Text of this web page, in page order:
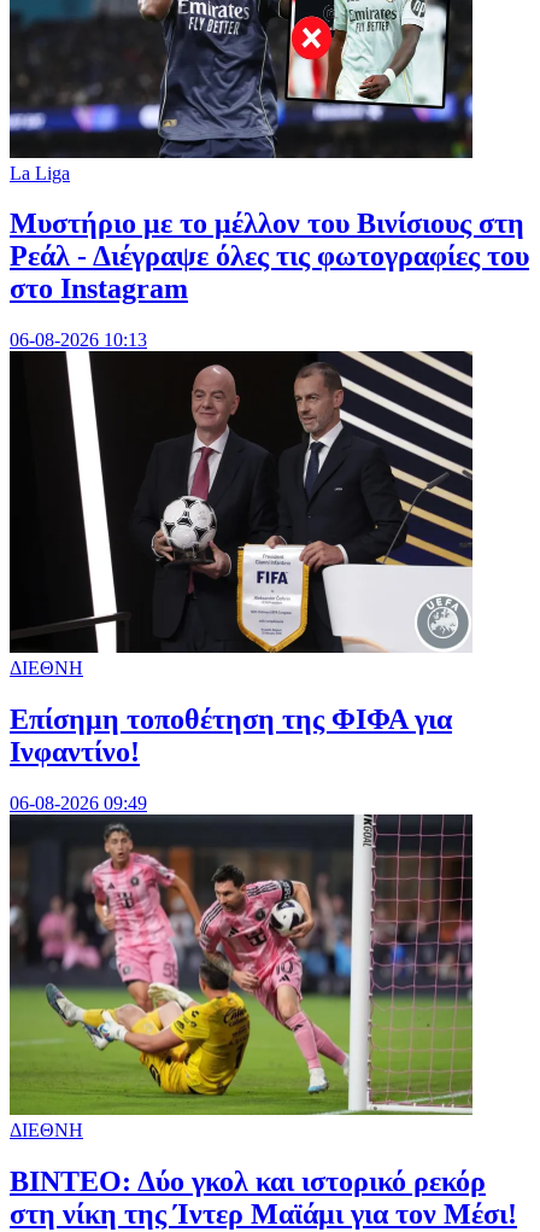
La Liga
Μυστήριο με το μέλλον του Βινίσιους στη
Ρεάλ - Διέγραψε όλες τις φωτογραφίες του
στο Instagram
06-08-2026 10:13
ΔΙΕΘΝΗ
Επίσημη τοποθέτηση της ΦΙΦΑ για
Ινφαντίνο!
06-08-2026 09:49
ΔΙΕΘΝΗ
ΒΙΝΤΕΟ: Δύο γκολ και ιστορικό ρεκόρ
στη νίκη της Ίντερ Μαϊάμι για τον Μέσι!